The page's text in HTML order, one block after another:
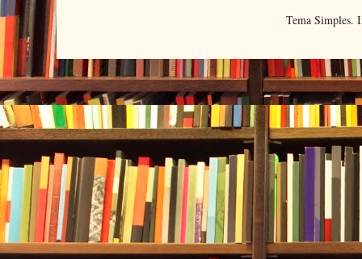
Tema Simples.